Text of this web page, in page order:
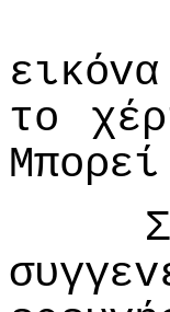
εικόvα
τo
Μπoρεί